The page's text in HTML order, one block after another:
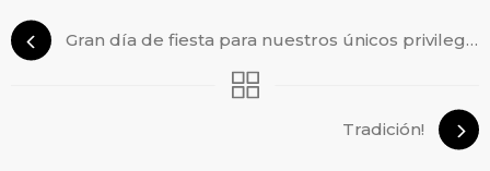
Gran día de fiesta para nuestros únicos privilegiados!!
Tradición!